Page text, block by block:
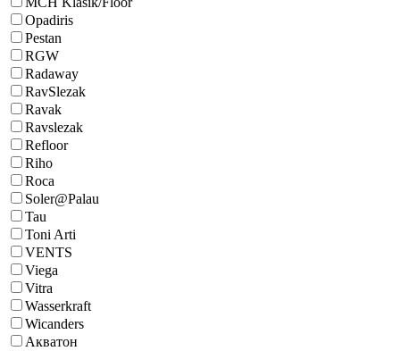
Opadiris
Pestan
RGW
Radaway
RavSlezak
Ravak
Ravslezak
Refloor
Riho
Roca
Soler@Palau
Tau
Toni Arti
VENTS
Viega
Vitra
Wasserkraft
Wicanders
Акватон